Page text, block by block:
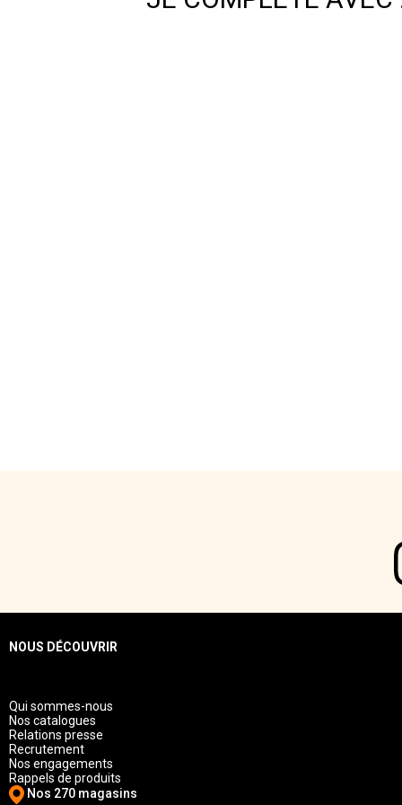
NOUS DÉCOUVRIR
Qui sommes-nous
Nos catalogues
Relations presse
Recrutement
Nos engagements
Rappels de produits
Nos 270 magasins